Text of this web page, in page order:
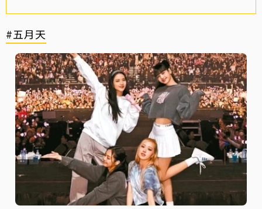
#五月天